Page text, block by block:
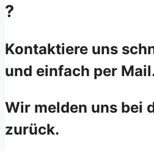
?
Kontaktiere uns
und einfach per
Wir melden uns bei
zurück.